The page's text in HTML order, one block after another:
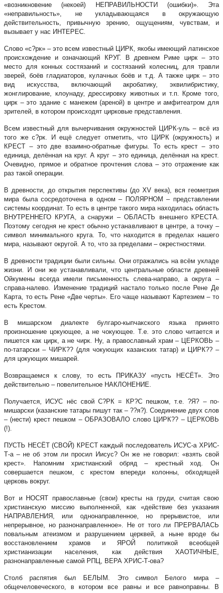
«возникновение (некоей) НЕПРАВИЛЬНОСТИ (ошибки)». Эта
«неправильность», не укладывающаяся в окружающую
действительность, привычную зрению, ощущениям, чувствам, и
вызывает у нас ИНТЕРЕС.
Слово «с?рк» – это всем известный ЦИРК, якобы имеющий латинское
происхождение и означающий КРУГ. В древнем Риме цирк – это
место для конных состязаний и состязаний колесниц, для травли
зверей, боёв гладиаторов, кулачных боёв и т.д. А также цирк – это
вид искусства, включающий акробатику, эквилибристику,
жонглирование, клоунаду, дрессировку животных и т.п. Кроме того,
цирк – это здание с манежем (ареной) в центре и амфитеатром для
зрителей, в котором происходят цирковые представления.
Всем известный для вычерчивания окружностей ЦИРК-уль – всё из
того же с?рк. И ещё следует отметить, что ЦИРК (окружность) и
КРЕСТ – это две взаимно-обратные фигуры. То есть крест – это
единица, делённая на круг. А круг – это единица, делённая на крест.
Очевидно, прямое и обратное прочтения слова – это отражение как
раз такой операции.
В древности, до открытия перспективы (до XV века), вся геометрия
мира была сосредоточена в одном – ПОЛЯРНОМ – представлении
системы координат. То есть в центре такого мира находилась область
ВНУТРЕННЕГО КРУГА, а снаружи – ОБЛАСТЬ внешнего КРЕСТА.
Поэтому сегодня не крест обычно устанавливают в центре, а точку –
символ минимального круга. То, что находится в пределах нашего
мира, называют округой. А то, что за пределами – окрестностями.
В древности традиции были сильны. Они отражались на всём укладе
жизни. И они же устанавливали, что центральные области древней
Ойкумены всегда имели письменность слева-направо, а округа –
справа-налево. Изменение традиций настало только после Рене Де
Карта, то есть Рене «Две черты». Его чаще называют Картезием – то
есть Крестом.
В мишарском диалекте булгаро-кыпчакского языка принято
произношение цокующее, а не чокующее. Т.е. это слово читается и
пишется как цирк, а не чирк. Ну, а православный храм – ЦЕРКОВЬ –
по-татарски – ЧИРК?? (для чокующих казанских татар) и ЦИРК?? –
для цокующих мишарей.
Возвращаемся к слову, то есть ПРИКАЗУ «пусть НЕСЁТ». Это
действительно – повелительное НАКЛОНЕНИЕ.
Получается, ИСУС нёс свой С?РК = КР?С пешком, т.е. ?Я? – по-
мишарски (казанские татары пишут так – ??я?). Соединение двух слов
– (нести) крест пешком – ОБРАЗОВАЛО слово ЦИРК?? – ЦЕРКОВЬ
(!).
ПУСТЬ НЕСЁТ (СВОЙ) КРЕСТ каждый последователь ИСУС-а ХРИС-
Т-а – не об этом ли просил Иисус? Он же не говорил: «взять свой
крест». Напомним христианский обряд – крестный ход. Он
совершается пешком, с крестом впереди колонны, обходящей
церковь вокруг.
Вот и НОСЯТ православные (свои) кресты на груди, считая свою
христианскую миссию выполненной, как «действие без указания
НАПРАВЛЕНИЯ, или однонаправленное, но прерывистое, или
непрерывное, но разнонаправленное». Не от того ли ПРЕРВАЛАСЬ
повальным атеизмом и разрушением церквей, а ныне вроде бы
восстановлением храмов и ЯРОЙ политикой всеобщей
христианизации населения, как действия ХАОТИЧНЫЕ,
разнонаправленные самой РПЦ, ВЕРА ХРИС-Т-ова?
Столб распятия был БЕЛЫМ. Это символ Белого мира –
общечеловеческого, в котором все равны и все равноправны. В